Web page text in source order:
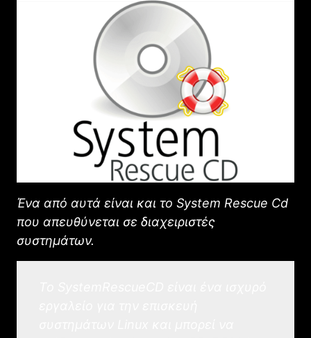
Ένα από αυτά είναι και το System Rescue Cd
που απευθύνεται σε διαχειριστές
συστημάτων.